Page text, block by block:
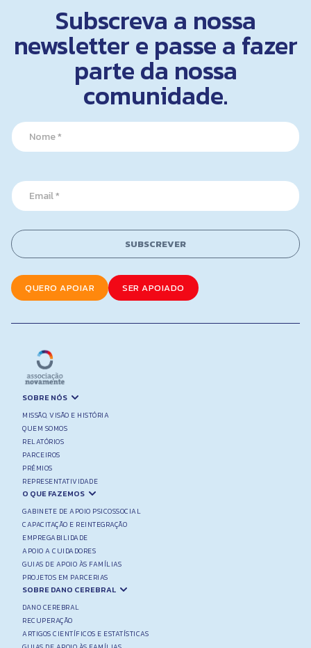
Subscreva a nossa
newsletter e passe a fazer
parte da nossa
comunidade.
N
a
m
*
*
E
m
a
l
*
SUBSCREVER
QUERO APOIAR SER APOIADO
SOBRE NÓS
MISSÃO, VISÃO E HISTÓRIA
QUEM SOMOS
RELATÓRIOS
PARCEIROS
PRÉMIOS
REPRESENTATIVIDADE
O QUE FAZEMOS
GABINETE DE APOIO PSICOSSOCIAL
CAPACITAÇÃO E REINTEGRAÇÃO
EMPREGABILIDADE
APOIO A CUIDADORES
GUIAS DE APOIO ÀS FAMÍLIAS
PROJETOS EM PARCERIAS
SOBRE DANO CEREBRAL
DANO CEREBRAL
RECUPERAÇÃO
ARTIGOS CIENTÍFICOS E ESTATÍSTICAS